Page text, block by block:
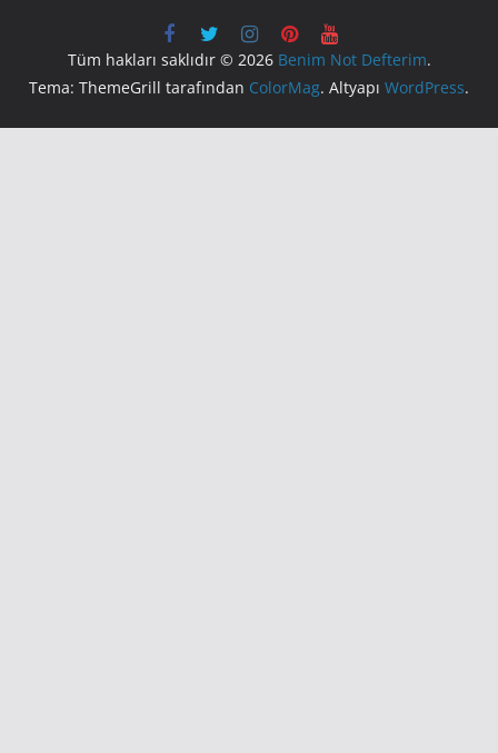
Tüm hakları saklıdır © 2026 Benim Not Defterim.
Tema: ThemeGrill tarafından ColorMag. Altyapı WordPress.